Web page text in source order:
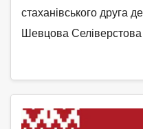
стаханівського друга
Шевцова